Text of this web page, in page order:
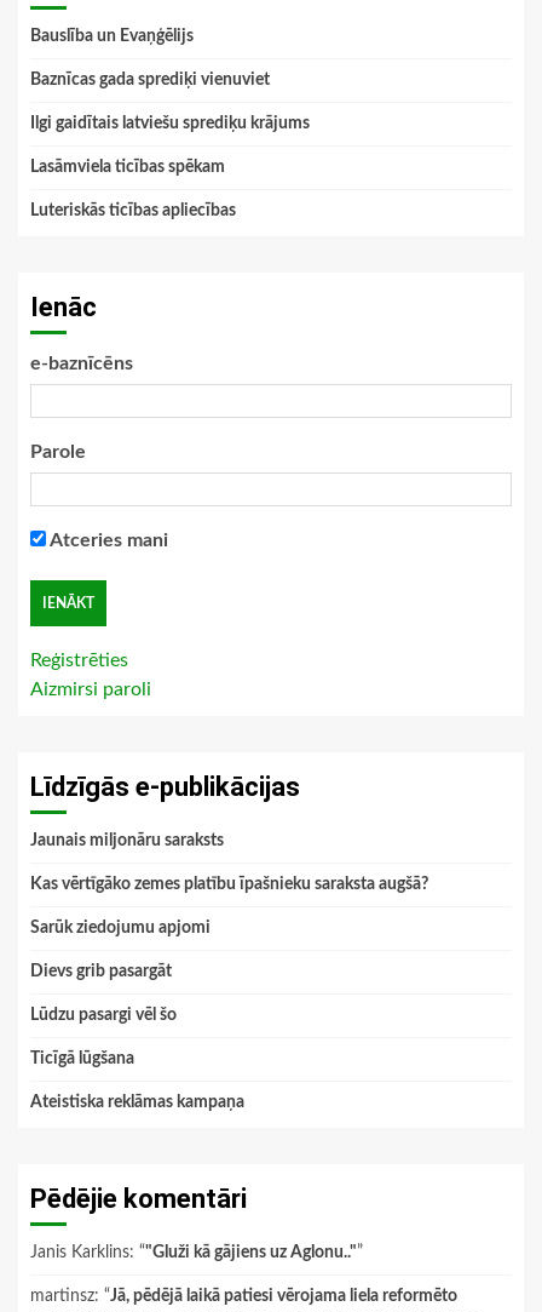
Bauslība un Evaņģēlijs
Baznīcas gada sprediķi vienuviet
Ilgi gaidītais latviešu sprediķu krājums
Lasāmviela ticības spēkam
Luteriskās ticības apliecības
Ienāc
e-baznīcēns
Parole
Atceries mani
Reģistrēties
Aizmirsi paroli
Līdzīgās e-publikācijas
Jaunais miljonāru saraksts
Kas vērtīgāko zemes platību īpašnieku saraksta augšā?
Sarūk ziedojumu apjomi
Dievs grib pasargāt
Lūdzu pasargi vēl šo
Ticīgā lūgšana
Ateistiska reklāmas kampaņa
Pēdējie komentāri
Janis Karklins: “"Gluži kā gājiens uz Aglonu.."”
martinsz: “Jā, pēdējā laikā patiesi vērojama liela reformēto